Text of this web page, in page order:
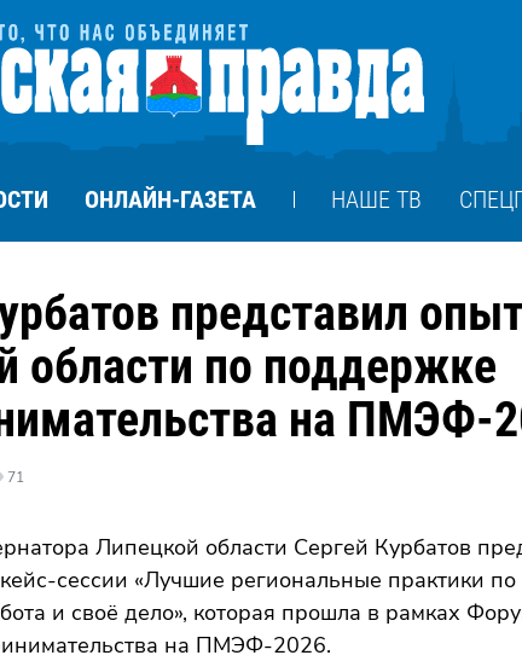
ОНЛАЙН-ГАЗЕТА НАШЕ ТВ
представил
области по поддержке
на ПМЭФ-
71
Липецкой области Сергей Курбатов
сессии «Лучшие региональные практики по
и своё дело», которая прошла в рамках
на ПМЭФ-2026.